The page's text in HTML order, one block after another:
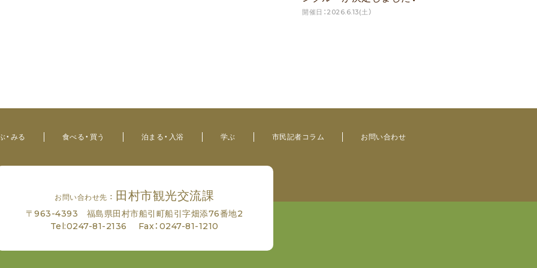
開催日：2026.6.13(土）
・みる 食べる・買う 泊まる・入浴 学ぶ 市民記者コラム お問い合わせ
お問い合わせ先 ： 田村市観光交流課
〒963-4393 福島県田村市船引町船引字畑添76番地2
Tel:0247-81-2136 Fax：0247-81-1210